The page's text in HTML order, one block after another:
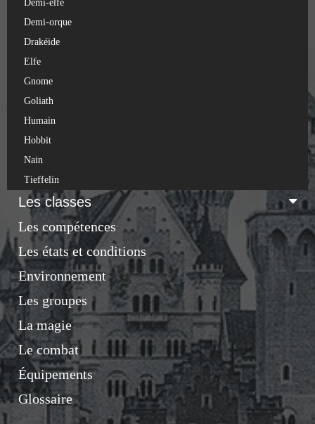
Demi-elfe
Demi-orque
Drakéide
Elfe
Gnome
Goliath
Humain
Hobbit
Nain
Tieffelin
Les classes
Les compétences
Les états et conditions
Environnement
Les groupes
La magie
Le combat
Équipements
Glossaire